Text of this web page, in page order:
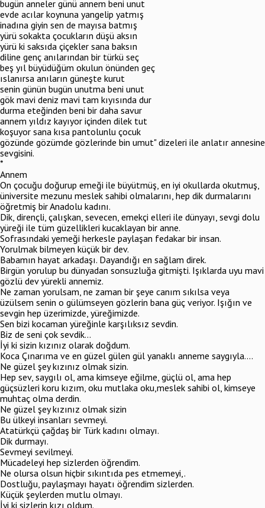
bugün anneler günü annem beni unut
evde acılar koynuna yangelip yatmış
inadına giyin sen de mayısa batmış
yürü sokakta çocukların düşü aksın
yürü ki saksıda çiçekler sana baksın
diline genç anılarından bir türkü seç
beş yıl büyüdüğüm okulun önünden geç
ıslanırsa anıların güneşte kurut
senin günün bugün unutma beni unut
gök mavi deniz mavi tam kıyısında dur
durma eteğinden beni bir daha savur
annem yıldız kayıyor içinden dilek tut
koşuyor sana kısa pantolunlu çocuk
gözünde gözümde gözlerinde bin umut" dizeleri ile anlatır annesine
sevgisini.
*
Annem
On çocuğu doğurup emeği ile büyütmüş, en iyi okullarda okutmuş,
üniversite mezunu meslek sahibi olmalarını, hep dik durmalarını
öğretmiş bir Anadolu kadını.
Dik, dirençli, çalışkan, sevecen, emekçi elleri ile dünyayı, sevgi dolu
yüreği ile tüm güzellikleri kucaklayan bir anne.
Sofrasındaki yemeği herkesle paylaşan fedakar bir insan.
Yorulmak bilmeyen küçük bir dev.
Babamın hayat arkadaşı. Dayandığı en sağlam direk.
Birgün yorulup bu dünyadan sonsuzluğa gitmişti. Işıklarda uyu mavi
gözlü dev yürekli annemiz.
Ne zaman yorulsam, ne zaman bir şeye canım sıkılsa veya
üzülsem senin o gülümseyen gözlerin bana güç veriyor. Işığın ve
sevgin hep üzerimizde, yüreğimizde.
Sen bizi kocaman yüreğinle karşılıksız sevdin.
Biz de seni çok sevdik...
İyi ki sizin kızınız olarak doğdum.
Koca Çınarıma ve en güzel gülen gül yanaklı anneme saygıyla....
Ne güzel şey kızınız olmak sizin.
Hep sev, saygılı ol, ama kimseye eğilme, güçlü ol, ama hep
güçsüzleri koru kızım, oku mutlaka oku,meslek sahibi ol, kimseye
muhtaç olma derdin.
Ne güzel şey kızınız olmak sizin
Bu ülkeyi insanları sevmeyi.
Atatürkçü çağdaş bir Türk kadını olmayı.
Dik durmayı.
Sevmeyi sevilmeyi.
Mücadeleyi hep sizlerden öğrendim.
Ne olursa olsun hiçbir sıkıntıda pes etmemeyi,.
Dostluğu, paylaşmayı hayatı öğrendim sizlerden.
Küçük şeylerden mutlu olmayı.
İyi ki sizlerin kızı oldum.